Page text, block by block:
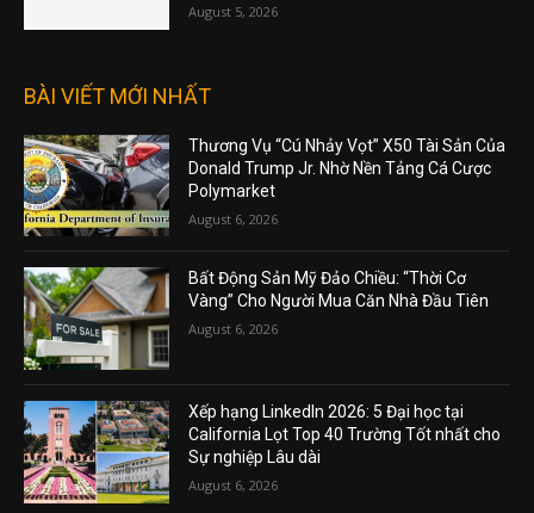
August 5, 2026
BÀI VIẾT MỚI NHẤT
Thương Vụ “Cú Nhảy Vọt” X50 Tài Sản Của
Donald Trump Jr. Nhờ Nền Tảng Cá Cược
Polymarket
August 6, 2026
Bất Động Sản Mỹ Đảo Chiều: “Thời Cơ
Vàng” Cho Người Mua Căn Nhà Đầu Tiên
August 6, 2026
Xếp hạng LinkedIn 2026: 5 Đại học tại
California Lọt Top 40 Trường Tốt nhất cho
Sự nghiệp Lâu dài
August 6, 2026